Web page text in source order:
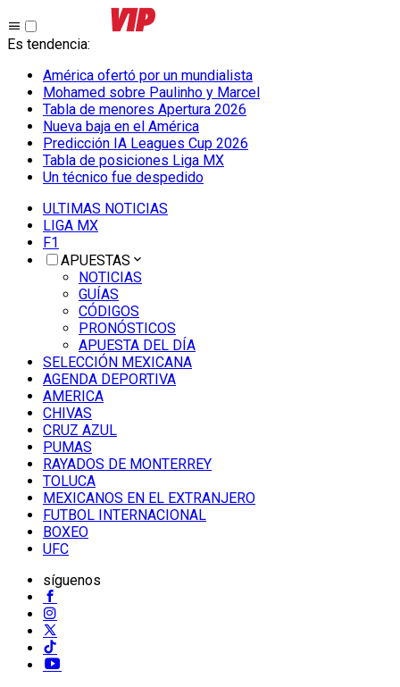
Es tendencia:
América ofertó por un mundialista
Mohamed sobre Paulinho y Marcel
Tabla de menores Apertura 2026
Nueva baja en el América
Predicción IA Leagues Cup 2026
Tabla de posiciones Liga MX
Un técnico fue despedido
ULTIMAS NOTICIAS
LIGA MX
F1
APUESTAS
NOTICIAS
GUÍAS
CÓDIGOS
PRONÓSTICOS
APUESTA DEL DÍA
SELECCIÓN MEXICANA
AGENDA DEPORTIVA
AMERICA
CHIVAS
CRUZ AZUL
PUMAS
RAYADOS DE MONTERREY
TOLUCA
MEXICANOS EN EL EXTRANJERO
FUTBOL INTERNACIONAL
BOXEO
UFC
síguenos